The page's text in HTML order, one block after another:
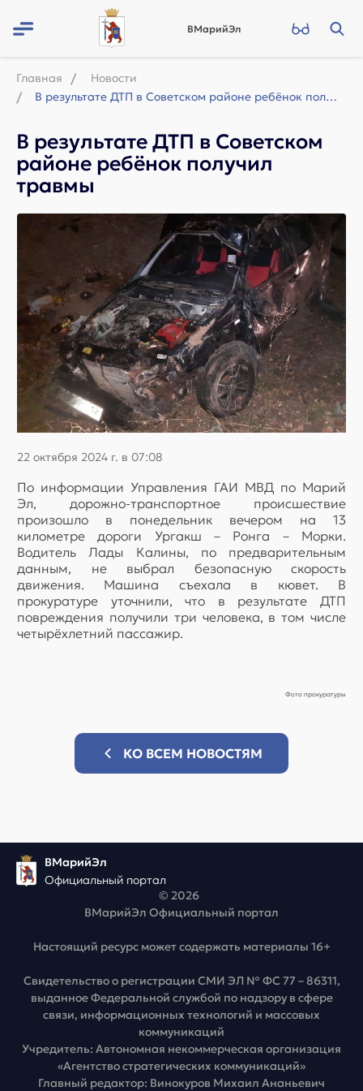
ВМарийЭл
Главная
Новости
В результате ДТП в Советском районе ребёнок получил травмы
В результате ДТП в Советском
районе ребёнок получил
травмы
22 октября 2024 г. в 07:08
По информации Управления ГАИ МВД по Марий
Эл, дорожно-транспортное происшествие
произошло в понедельник вечером на 13
километре дороги Ургакш – Ронга – Морки.
Водитель Лады Калины, по предварительным
данным, не выбрал безопасную скорость
движения. Машина съехала в кювет. В
прокуратуре уточнили, что в результате ДТП
повреждения получили три человека, в том числе
четырёхлетний пассажир.
Фото прокуратуры
КО ВСЕМ НОВОСТЯМ
ВМарийЭл
Официальный портал
© 2026
ВМарийЭл Официальный портал
Настоящий ресурс может содержать материалы 16+
Свидетельство о регистрации СМИ ЭЛ № ФС 77 – 86311,
выданное Федеральной службой по надзору в сфере
связи, информационных технологий и массовых
коммуникаций
Учредитель: Автономная некоммерческая организация
«Агентство стратегических коммуникаций»
Главный редактор: Винокуров Михаил Ананьевич